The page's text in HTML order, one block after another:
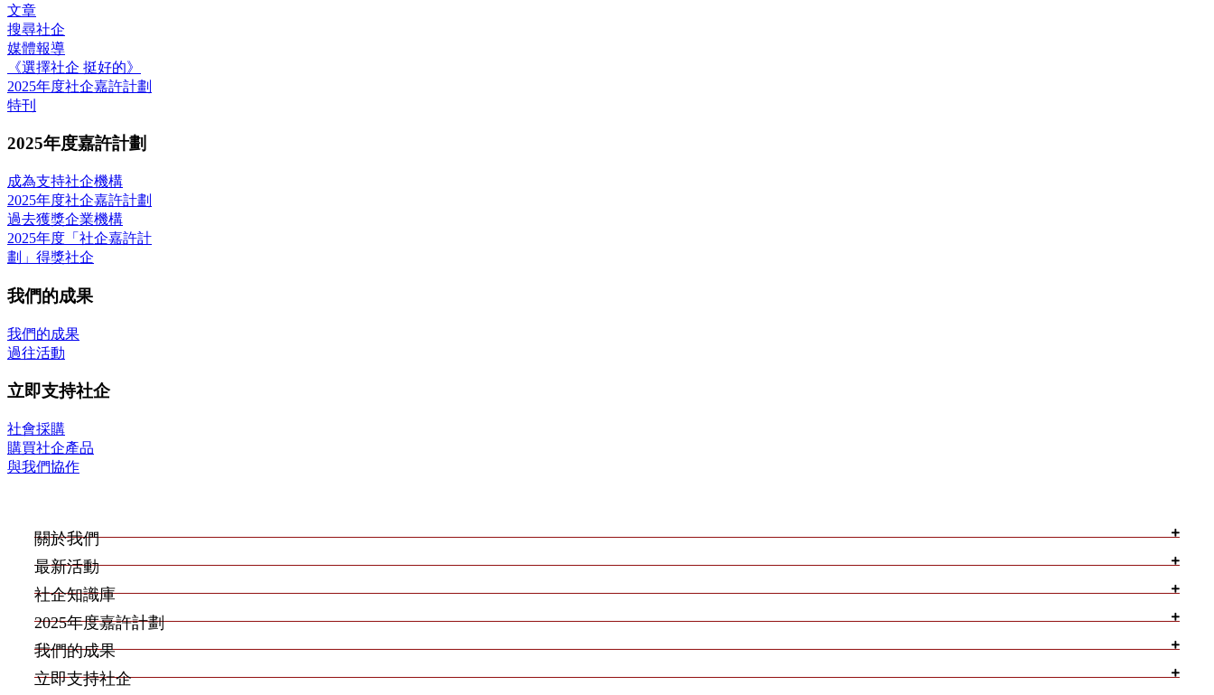
文章
搜尋社企
媒體報導
《選擇社企 挺好的》
2025年度社企嘉許計劃
特刊
2025年度嘉許計劃
成為支持社企機構
2025年度社企嘉許計劃
過去獲獎企業機構
2025年度「社企嘉許計
劃」得獎社企
我們的成果
我們的成果
過往活動
立即支持社企
社會採購
購買社企產品
與我們協作
關於我們
最新活動
社企知識庫
2025年度嘉許計劃
我們的成果
立即支持社企